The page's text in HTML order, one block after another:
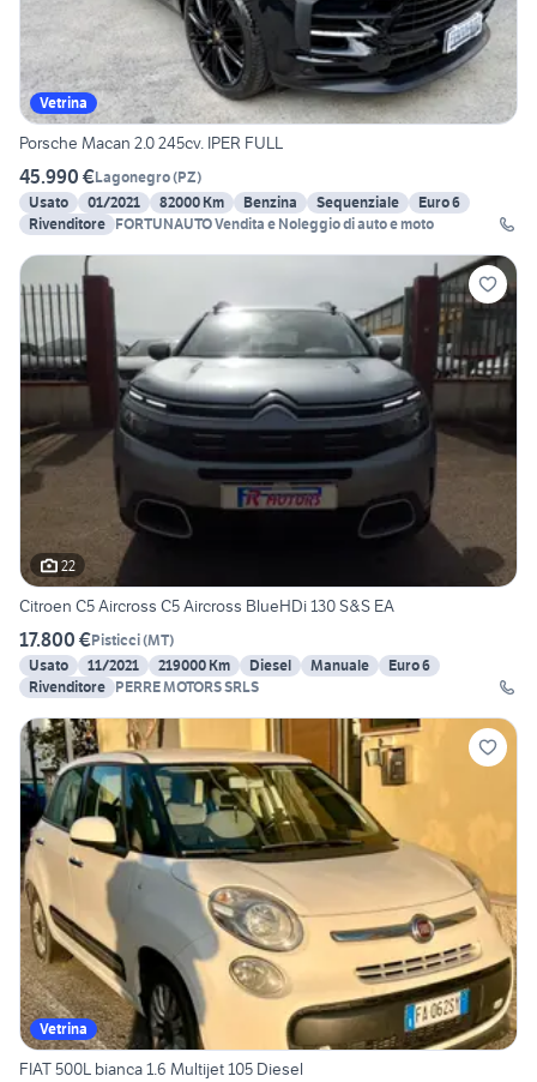
Vetrina
Porsche Macan 2.0 245cv. IPER FULL
45.990 €Lagonegro(PZ)
Usato
01/2021 82000 Km Benzina Sequenziale
Euro 6
Rivenditore FORTUNAUTO Vendita e Noleggio di auto e moto
22
Citroen C5 Aircross C5 Aircross BlueHDi 130 S&S EA
17.800 €Pisticci(MT)
Usato
11/2021 219000 Km Diesel Manuale
Euro 6
Rivenditore PERRE MOTORS SRLS
Vetrina
FIAT 500L bianca 1.6 Multijet 105 Diesel